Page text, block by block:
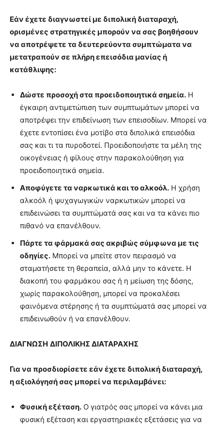
Εάν έχετε διαγνωστεί με διπολική διαταραχή,
ορισμένες στρατηγικές μπορούν να σας βοηθήσουν
να αποτρέψετε τα δευτερεύοντα συμπτώματα να
μετατραπούν σε πλήρη επεισόδια μανίας ή
κατάθλιψης:
Δώστε προσοχή στα προειδοποιητικά σημεία. Η
έγκαιρη αντιμετώπιση των συμπτωμάτων μπορεί να
αποτρέψει την επιδείνωση των επεισοδίων. Μπορεί να
έχετε εντοπίσει ένα μοτίβο στα διπολικά επεισόδια
σας και τι τα πυροδοτεί. Προειδοποιήστε τα μέλη της
οικογένειας ή φίλους στην παρακολούθηση για
προειδοποιητικά σημεία.
Αποφύγετε τα ναρκωτικά και το αλκοόλ. Η χρήση
αλκοόλ ή ψυχαγωγικών ναρκωτικών μπορεί να
επιδεινώσει τα συμπτώματά σας και να τα κάνει πιο
πιθανό να επανέλθουν.
Πάρτε τα φάρμακά σας ακριβώς σύμφωνα με τις
οδηγίες. Μπορεί να μπείτε στον πειρασμό να
σταματήσετε τη θεραπεία, αλλά μην το κάνετε. Η
διακοπή του φαρμάκου σας ή η μείωση της δόσης,
χωρίς παρακολούθηση, μπορεί να προκαλέσει
φαινόμενα στέρησης ή τα συμπτώματά σας μπορεί να
επιδεινωθούν ή να επανέλθουν.
ΔΙΑΓΝΩΣΗ ΔΙΠΟΛΙΚΗΣ ΔΙΑΤΑΡΑΧΗΣ
Για να προσδιορίσετε εάν έχετε διπολική διαταραχή,
η αξιολόγησή σας μπορεί να περιλαμβάνει:
Φυσική εξέταση. Ο γιατρός σας μπορεί να κάνει μια
φυσική εξέταση και εργαστηριακές εξετάσεις για να